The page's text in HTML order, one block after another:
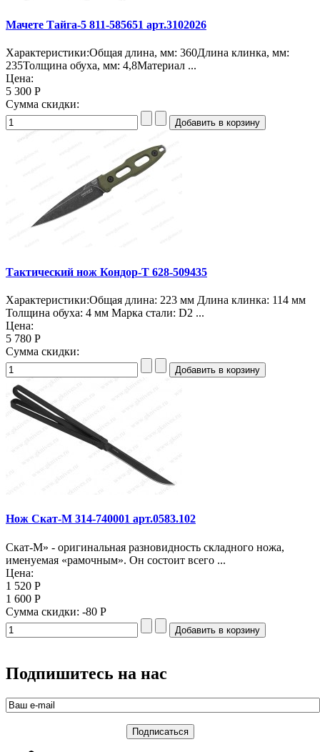
Мачете Тайга-5 811-585651 арт.3102026
Характеристики:Общая длина, мм: 360Длина клинка, мм:
235Толщина обуха, мм: 4,8Материал ...
Цена:
5 300 Р
Сумма скидки:
Тактический нож Кондор-Т 628-509435
Характеристики:Общая длина: 223 мм Длина клинка: 114 мм
Толщина обуха: 4 мм Марка стали: D2 ...
Цена:
5 780 Р
Сумма скидки:
Нож Скат-M 314-740001 арт.0583.102
Скат-М» - оригинальная разновидность складного ножа,
именуемая «рамочным». Он состоит всего ...
Цена:
1 520 Р
1 600 Р
Сумма скидки: -80 Р
Подпишитесь на нас